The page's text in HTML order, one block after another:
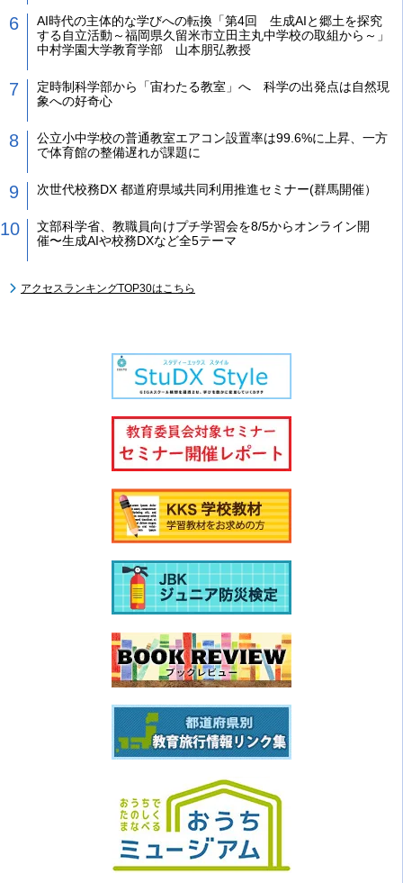
AI時代の主体的な学びへの転換「第4回 生成AIと郷土を探究
する自立活動～福岡県久留米市立田主丸中学校の取組から～」
中村学園大学教育学部 山本朋弘教授
定時制科学部から「宙わたる教室」へ 科学の出発点は自然現
象への好奇心
公立小中学校の普通教室エアコン設置率は99.6%に上昇、一方
で体育館の整備遅れが課題に
次世代校務DX 都道府県域共同利用推進セミナー(群馬開催）
文部科学省、教職員向けプチ学習会を8/5からオンライン開
催〜生成AIや校務DXなど全5テーマ
アクセスランキングTOP30はこちら